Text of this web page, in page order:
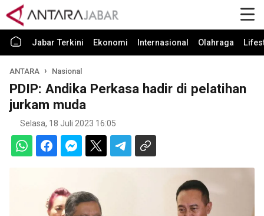
Jabar Terkini Ekonomi Internasional Olahraga
ANTARA Nasional
PDIP: Andika Perkasa hadir di pelatihan
jurkam muda
Selasa, 18 Juli 2023 16:05